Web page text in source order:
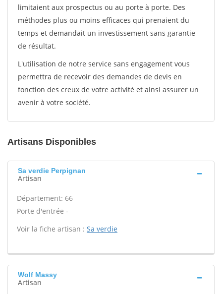
limitaient aux prospectus ou au porte à porte. Des
méthodes plus ou moins efficaces qui prenaient du
temps et demandait un investissement sans garantie
de résultat.
L'utilisation de notre service sans engagement vous
permettra de recevoir des demandes de devis en
fonction des creux de votre activité et ainsi assurer un
avenir à votre société.
Artisans Disponibles
Sa verdie Perpignan
Artisan
Département: 66
Porte d'entrée -
Voir la fiche artisan : Sa verdie
Wolf Massy
Artisan